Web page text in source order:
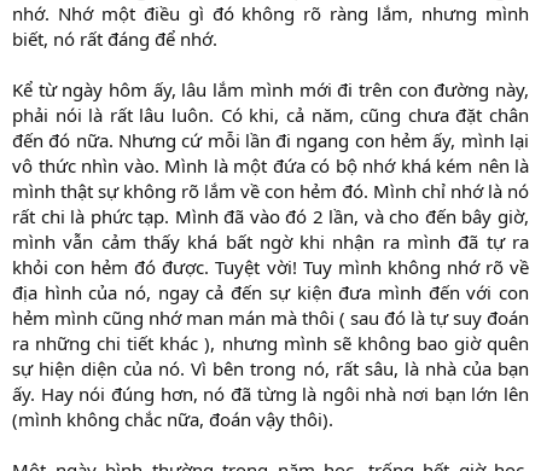
nhớ. Nhớ một điều gì đó không rõ ràng lắm, nhưng mình
biết, nó rất đáng để nhớ.
Kể từ ngày hôm ấy, lâu lắm mình mới đi trên con đường này,
phải nói là rất lâu luôn. Có khi, cả năm, cũng chưa đặt chân
đến đó nữa. Nhưng cứ mỗi lần đi ngang con hẻm ấy, mình lại
vô thức nhìn vào. Mình là một đứa có bộ nhớ khá kém nên là
mình thật sự không rõ lắm về con hẻm đó. Mình chỉ nhớ là nó
rất chi là phức tạp. Mình đã vào đó 2 lần, và cho đến bây giờ,
mình vẫn cảm thấy khá bất ngờ khi nhận ra mình đã tự ra
khỏi con hẻm đó được. Tuyệt vời! Tuy mình không nhớ rõ về
địa hình của nó, ngay cả đến sự kiện đưa mình đến với con
hẻm mình cũng nhớ man mán mà thôi ( sau đó là tự suy đoán
ra những chi tiết khác ), nhưng mình sẽ không bao giờ quên
sự hiện diện của nó. Vì bên trong nó, rất sâu, là nhà của bạn
ấy. Hay nói đúng hơn, nó đã từng là ngôi nhà nơi bạn lớn lên
(mình không chắc nữa, đoán vậy thôi).